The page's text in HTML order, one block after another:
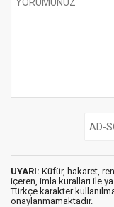
UYARI: Küfür, hakaret,
içeren, imla kuralları ile
Türkçe karakter
onaylanmamaktadır.